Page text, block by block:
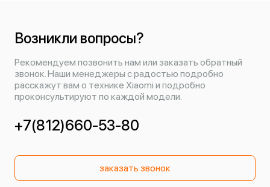
Возникли вопросы?
Рекомендуем позвонить нам или заказать обратный
звонок. Наши менеджеры с радостью подробно
расскажут вам о технике Xiaomi и подробно
проконсультируют по каждой модели.
+7(812)660-53-80
заказать звонок